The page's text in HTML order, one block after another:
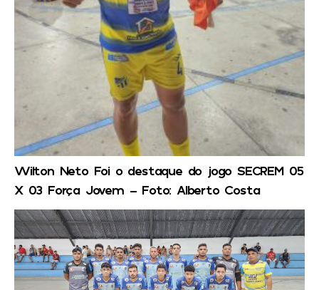
Wilton Neto Foi o destaque do jogo SECREM 05
X 03 Força Jovem – Foto: Alberto Costa